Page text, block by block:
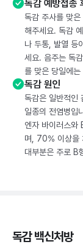
독감 예방접종
독감 주사를 맞
해주세요. 독감
나 두통, 발열 등
세요. 음주는 독
를 맞은 당일에
독감 원인
독감은 일반적인
일종의 전염병입
엔자 바이러스와
며, 70% 이상을
대부분은 주로 B
독감 백신처방